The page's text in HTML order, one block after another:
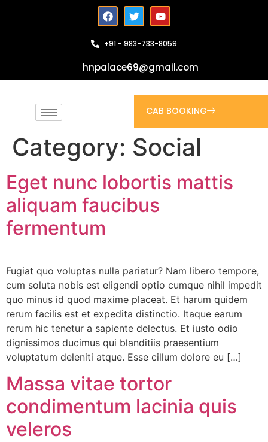
hnpalace69@gmail.com
+91 - 983-733-8059
CAB BOOKING
Category: Social
Eget nunc lobortis mattis
aliquam faucibus
fermentum
Fugiat quo voluptas nulla pariatur? Nam libero tempore,
cum soluta nobis est eligendi optio cumque nihil impedit
quo minus id quod maxime placeat. Et harum quidem
rerum facilis est et expedita distinctio. Itaque earum
rerum hic tenetur a sapiente delectus. Et iusto odio
dignissimos ducimus qui blanditiis praesentium
voluptatum deleniti atque. Esse cillum dolore eu […]
Massa vitae tortor
condimentum lacinia quis
veleros